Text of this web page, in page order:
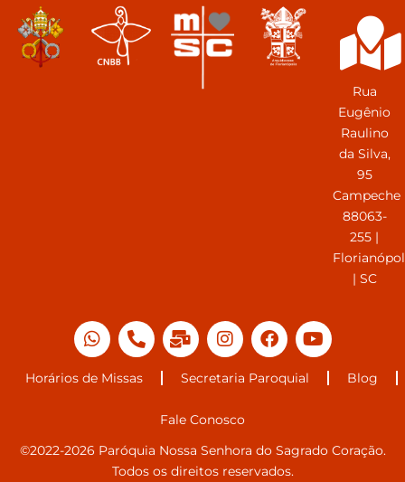
Rua
Eugênio
Raulino
da Silva,
95
Campeche
88063-
255 |
| SC
Horários de Missas Secretaria Paroquial Blog
Fale Conosco
©2022-2026 Paróquia Nossa Senhora do Sagrado Coração.
Todos os direitos reservados.